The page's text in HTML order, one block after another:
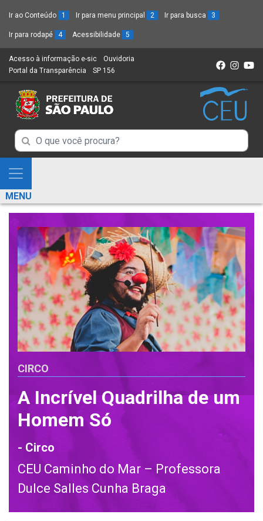
Ir ao Conteúdo 1 Ir para menu principal 2 Ir para busca 3
Ir para rodapé 4 Acessibilidade 5
Acesso à informação e-sic (Link
para
novo
sítio)
Ouvidoria
Portal da Transparência (Link
um
novo
SP 156
Campo
de
Busca
de
informações
Campo
de
de
informações
Mostra
e
Esconde
Menu
MENU
CIRCO
A Incrível Quadrilha de um
Homem Só
- Circo
CEU Caminho do Mar – Professora
Dulce Salles Cunha Braga